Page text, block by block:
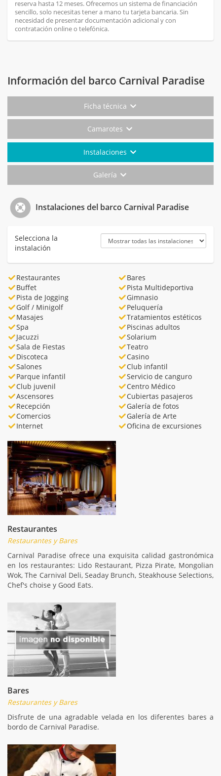
reserva hasta 12 meses. Ofrecemos un sistema de financiación
sencillo, solo necesitas tener a mano tu tarjeta bancaria. Sin
necesidad de presentar documentación adicional y con
contratación online o telefónica.
Información del barco Carnival Paradise
Ficha técnica
Camarotes
Instalaciones
Galería
Instalaciones del barco Carnival Paradise
Selecciona la
instalación
Restaurantes
Bares
Buffet
Pista Multideportiva
Pista de Jogging
Gimnasio
Golf / Minigolf
Peluquería
Masajes
Tratamientos estéticos
Spa
Piscinas adultos
Jacuzzi
Solarium
Sala de Fiestas
Teatro
Discoteca
Casino
Salones
Club infantil
Parque infantil
Servicio de canguro
Club juvenil
Centro Médico
Ascensores
Cubiertas pasajeros
Recepción
Galería de fotos
Comercios
Galería de Arte
Internet
Oficina de excursiones
Restaurantes
Restaurantes y Bares
Carnival Paradise ofrece una exquisita calidad gastronómica
en los restaurantes: Lido Restaurant, Pizza Pirate, Mongolian
Wok, The Carnival Deli, Seaday Brunch, Steakhouse Selections,
Chef's choise y Good Eats.
Bares
Restaurantes y Bares
Disfrute de una agradable velada en los diferentes bares a
bordo de Carnival Paradise.